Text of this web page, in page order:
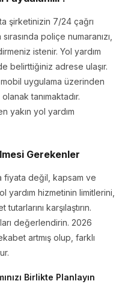
şirketinizin 7/24 çağrı
poliçe numaranızı,
istenir. Yol yardım
belirttiğiniz adrese ulaşır.
uygulama üzerinden
tanımaktadır.
yakın yol yardım
Gerekenler
fiyata değil, kapsam ve
hizmetinin limitlerini,
tutarlarını karşılaştırın.
değerlendirin. 2026
artmış olup, farklı
Birlikte Planlayın